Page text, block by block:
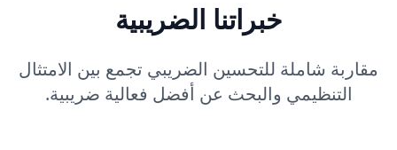
خبراتنا الضريبية
مقاربة شاملة للتحسين الضريبي تجمع بين الامتثال
التنظيمي والبحث عن أفضل فعالية ضريبية.